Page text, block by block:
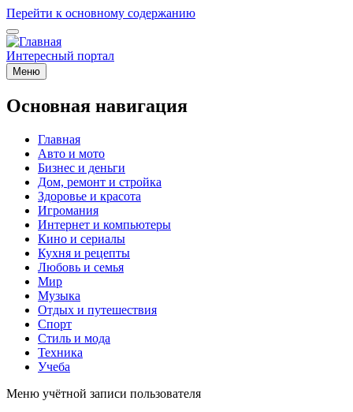
Перейти к основному содержанию
Интересный портал
Меню
Основная навигация
Главная
Авто и мото
Бизнес и деньги
Дом, ремонт и стройка
Здоровье и красота
Игромания
Интернет и компьютеры
Кино и сериалы
Кухня и рецепты
Любовь и семья
Мир
Музыка
Отдых и путешествия
Спорт
Стиль и мода
Техника
Учеба
Меню учётной записи пользователя